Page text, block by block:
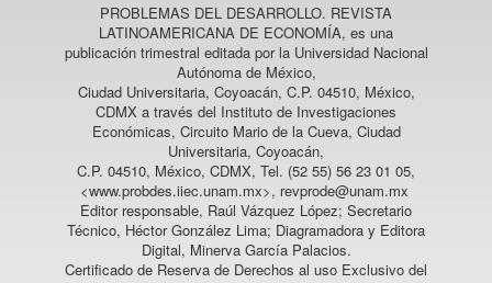
PROBLEMAS DEL DESARROLLO. REVISTA
LATINOAMERICANA DE ECONOMÍA, es una
publicación trimestral editada por la Universidad Nacional
Autónoma de México,
Ciudad Universitaria, Coyoacán, C.P. 04510, México,
CDMX a través del Instituto de Investigaciones
Económicas, Circuito Mario de la Cueva, Ciudad
Universitaria, Coyoacán,
C.P. 04510, México, CDMX, Tel. (52 55) 56 23 01 05,
<www.probdes.iiec.unam.mx>, revprode@unam.mx
Editor responsable, Raúl Vázquez López; Secretario
Técnico, Héctor González Lima; Diagramadora y Editora
Digital, Minerva García Palacios.
Certificado de Reserva de Derechos al uso Exclusivo del